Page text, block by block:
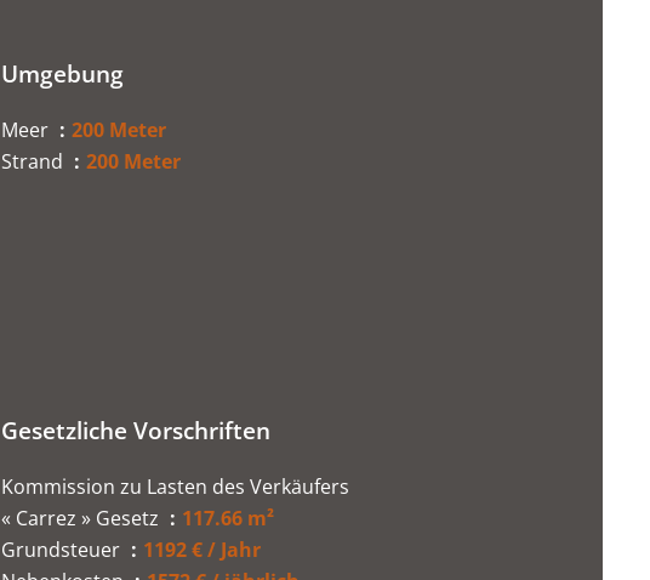
Umgebung
Meer
200 Meter
Strand
200 Meter
Gesetzliche Vorschriften
Kommission zu Lasten des Verkäufers
« Carrez » Gesetz
117.66 m²
Grundsteuer
1192 € / Jahr